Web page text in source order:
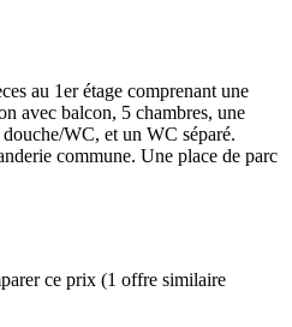
au 1er étage comprenant une
avec balcon, 5 chambres, une
WC, et un WC séparé.
commune. Une place de parc
ce prix (1 offre similaire